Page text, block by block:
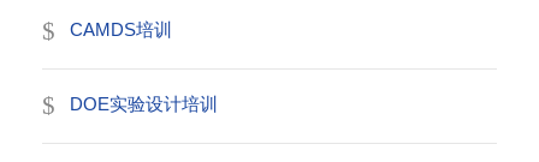
CAMDS培训
DOE实验设计培训